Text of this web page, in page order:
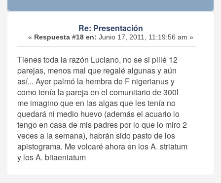
Re: Presentación
« Respuesta #18 en: Junio 17, 2011, 11:19:56 am »
Tienes toda la razón Luciano, no se si pillé 12
parejas, menos mal que regalé algunas y aún
así... Ayer palmó la hembra de F nigerianus y
como tenía la pareja en el comunitario de 300l
me imagino que en las algas que les tenía no
quedará ni medio huevo (además el acuario lo
tengo en casa de mis padres por lo que lo miro 2
veces a la semana), habrán sido pasto de los
apistograma. Me volcaré ahora en los A. striatum
y los A. bitaeniatum